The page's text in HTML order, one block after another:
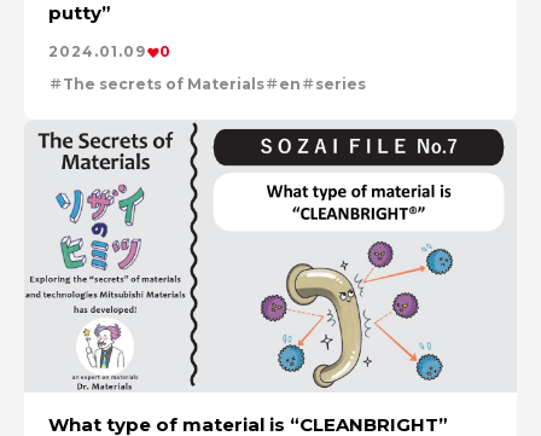
putty”
2024.01.09
0
The secrets of Materials
en series
What type of material is “CLEANBRIGHT”